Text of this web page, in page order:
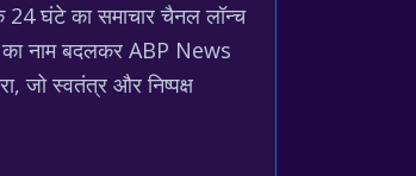
24 घंटे का समाचार चैनल लॉन्च
का नाम बदलकर ABP News
जो स्वतंत्र और निष्पक्ष